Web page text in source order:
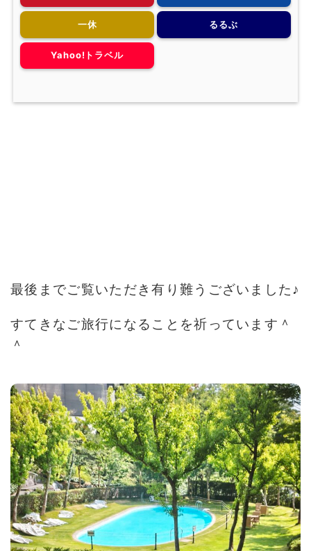
一休 るるぶ
Yahoo!トラベル
最後までご覧いただき有り難うございました♪
すてきなご旅行になることを祈っています＾
＾